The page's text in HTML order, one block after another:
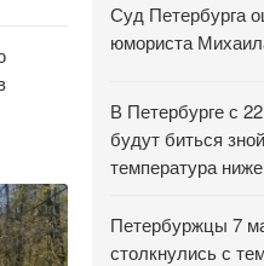
Суд Петербурга
юмориста
В Петербурге с
будут биться
температура
Петербуржцы 7
столкнулись с